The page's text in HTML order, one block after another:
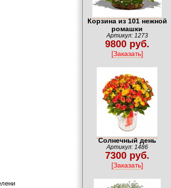
Корзина из 101 нежной
ромашки
Артикул: 1273
9800 руб.
[Заказать]
Солнечный день
Артикул: 1486
7300 руб.
[Заказать]